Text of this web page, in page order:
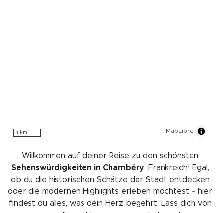
1 km MapLibre
Willkommen auf deiner Reise zu den schönsten
Sehenswürdigkeiten in Chambéry, Frankreich! Egal,
ob du die historischen Schätze der Stadt entdecken
oder die modernen Highlights erleben möchtest – hier
findest du alles, was dein Herz begehrt. Lass dich von